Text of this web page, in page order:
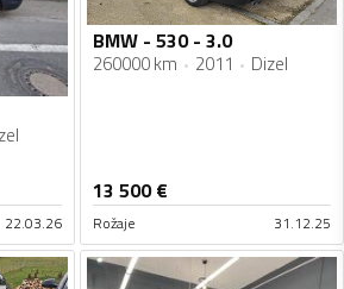
22.03.26
BMW - 530 - 3.0
260000 km 2011 Dizel
13 500€
Rožaje 31.12.25